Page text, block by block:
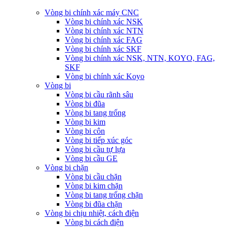
Vòng bi chính xác máy CNC
Vòng bi chính xác NSK
Vòng bi chính xác NTN
Vòng bi chính xác FAG
Vòng bi chính xác SKF
Vòng bi chính xác NSK, NTN, KOYO, FAG,
SKF
Vòng bi chính xác Koyo
Vòng bi
Vòng bi cầu rãnh sâu
Vòng bi đũa
Vòng bi tang trống
Vòng bi kim
Vòng bi côn
Vòng bi tiếp xúc góc
Vòng bi cầu tự lựa
Vòng bi cầu GE
Vòng bi chặn
Vòng bi cầu chặn
Vòng bi kim chặn
Vòng bi tang trống chặn
Vòng bi đũa chặn
Vòng bi chịu nhiệt, cách điện
Vòng bi cách điện